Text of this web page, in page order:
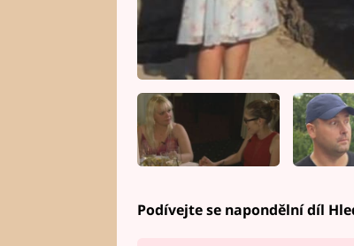
Podívejte se napondělní díl